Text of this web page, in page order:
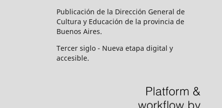
Publicación de la Dirección General de
Cultura y Educación de la provincia de
Buenos Aires.
Tercer siglo - Nueva etapa digital y
accesible.